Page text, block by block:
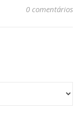
0 comentários